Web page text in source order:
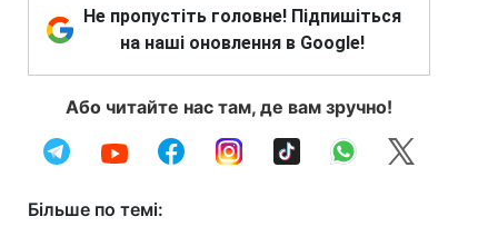
Не пропустіть головне! Підпишіться
на наші оновлення в Google!
Або читайте нас там, де вам зручно!
Більше по темі: